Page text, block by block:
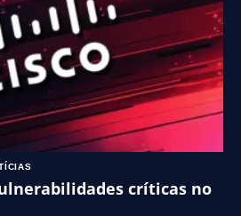
críticas no